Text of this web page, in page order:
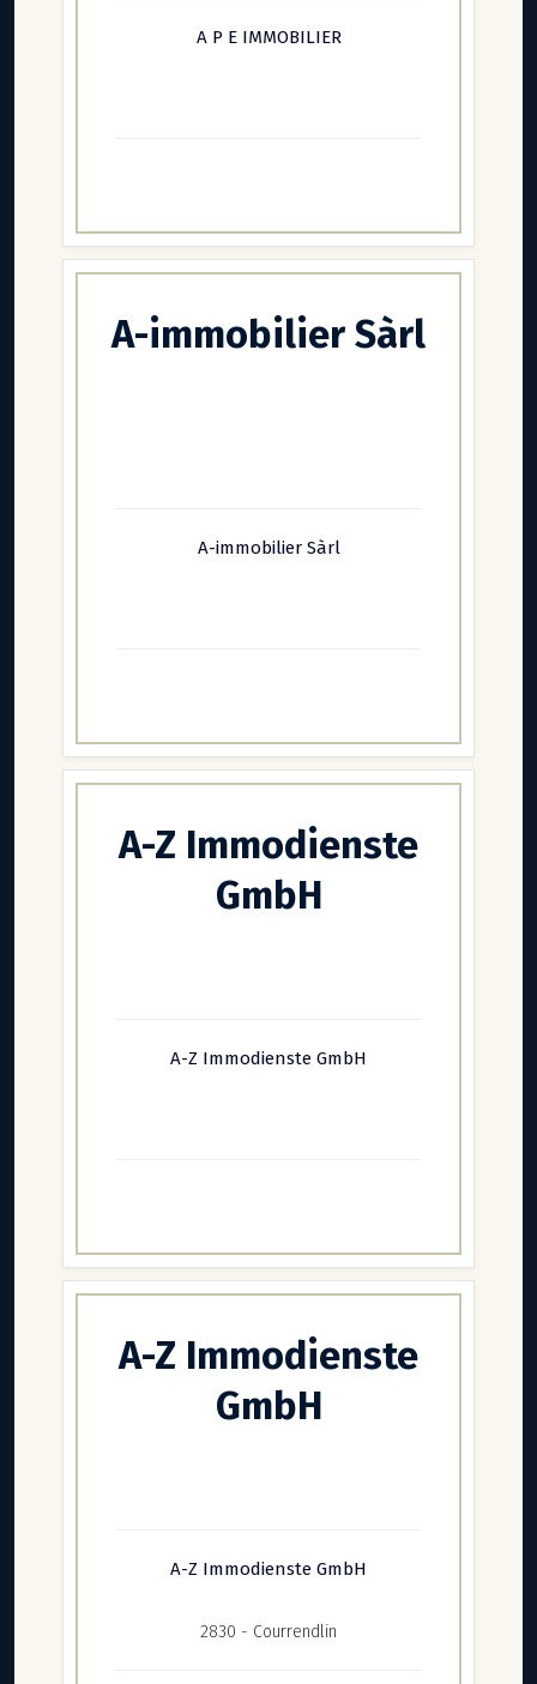
A P E IMMOBILIER
A-immobilier Sàrl
A-immobilier Sàrl
A-Z Immodienste
GmbH
A-Z Immodienste GmbH
A-Z Immodienste
GmbH
A-Z Immodienste GmbH
2830 - Courrendlin